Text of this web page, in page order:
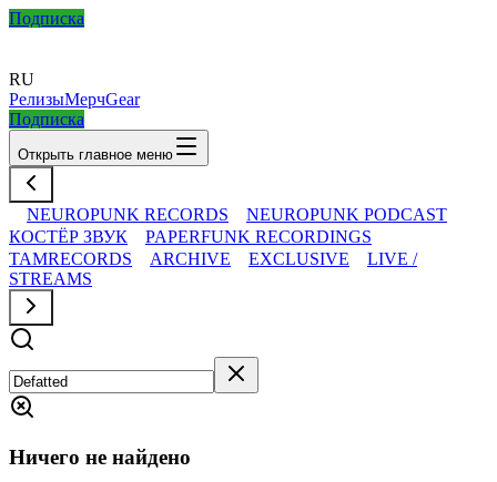
Подписка
RU
РелизыМерчGear
Подписка
Открыть главное меню
NEUROPUNK RECORDS
NEUROPUNK PODCAST
КОСТЁР ЗВУК
PAPERFUNK RECORDINGS
TAMRECORDS
ARCHIVE EXCLUSIVE
LIVE /
STREAMS
Ничего не найдено